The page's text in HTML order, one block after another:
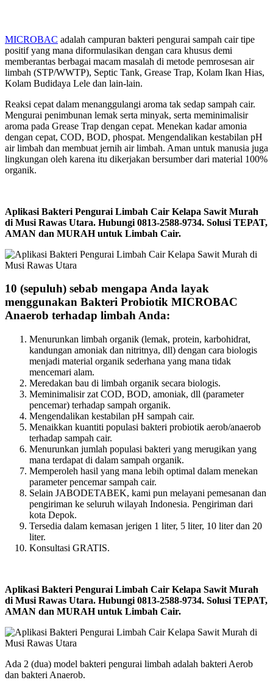
MICROBAC adalah campuran bakteri pengurai sampah cair tipe
positif yang mana diformulasikan dengan cara khusus demi
memberantas berbagai macam masalah di metode pemrosesan air
limbah (STP/WWTP), Septic Tank, Grease Trap, Kolam Ikan Hias,
Kolam Budidaya Lele dan lain-lain.
Reaksi cepat dalam menanggulangi aroma tak sedap sampah cair.
Mengurai penimbunan lemak serta minyak, serta meminimalisir
aroma pada Grease Trap dengan cepat. Menekan kadar amonia
dengan cepat, COD, BOD, phospat. Mengendalikan kestabilan pH
air limbah dan membuat jernih air limbah. Aman untuk manusia juga
lingkungan oleh karena itu dikerjakan bersumber dari material 100%
organik.
Aplikasi Bakteri Pengurai Limbah Cair Kelapa Sawit Murah
di Musi Rawas Utara. Hubungi 0813-2588-9734. Solusi TEPAT,
AMAN dan MURAH untuk Limbah Cair.
10 (sepuluh) sebab mengapa Anda layak
menggunakan Bakteri Probiotik MICROBAC
Anaerob terhadap limbah Anda:
Menurunkan limbah organik (lemak, protein, karbohidrat,
kandungan amoniak dan nitritnya, dll) dengan cara biologis
menjadi material organik sederhana yang mana tidak
mencemari alam.
Meredakan bau di limbah organik secara biologis.
Meminimalisir zat COD, BOD, amoniak, dll (parameter
pencemar) terhadap sampah organik.
Mengendalikan kestabilan pH sampah cair.
Menaikkan kuantiti populasi bakteri probiotik aerob/anaerob
terhadap sampah cair.
Menurunkan jumlah populasi bakteri yang merugikan yang
mana terdapat di dalam sampah organik.
Memperoleh hasil yang mana lebih optimal dalam menekan
parameter pencemar sampah cair.
Selain JABODETABEK, kami pun melayani pemesanan dan
pengiriman ke seluruh wilayah Indonesia. Pengiriman dari
kota Depok.
Tersedia dalam kemasan jerigen 1 liter, 5 liter, 10 liter dan 20
liter.
Konsultasi GRATIS.
Aplikasi Bakteri Pengurai Limbah Cair Kelapa Sawit Murah
di Musi Rawas Utara. Hubungi 0813-2588-9734. Solusi TEPAT,
AMAN dan MURAH untuk Limbah Cair.
Ada 2 (dua) model bakteri pengurai limbah adalah bakteri Aerob
dan bakteri Anaerob.